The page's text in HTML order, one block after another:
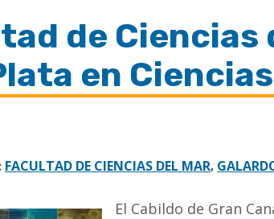
de Ciencias
en
FACULTAD DE CIENCIAS DEL MAR,
El Cabildo de Gran